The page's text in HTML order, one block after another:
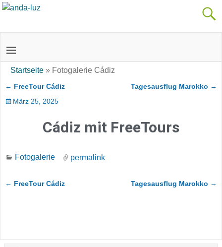
Startseite » Fotogalerie Cádiz
Artikelnavigation
← FreeTour Cádiz Tagesausflug Marokko →
März 25, 2025
Cádiz mit FreeTours
Fotogalerie permalink
← FreeTour Cádiz Tagesausflug Marokko →